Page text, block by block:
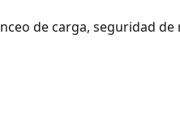
de carga, seguridad de